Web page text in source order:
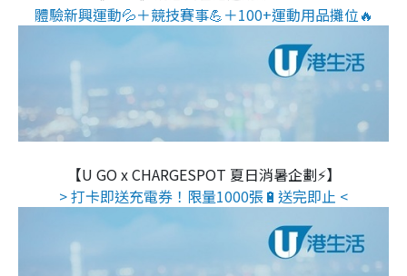
體驗新興運動💦＋競技賽事💪＋100+運動用品攤位🔥
【U GO x CHARGESPOT 夏日消暑企劃⚡】
> 打卡即送充電券！限量1000張🔋送完即止 <